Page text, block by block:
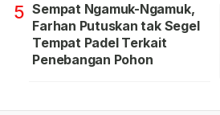
5 Sempat Ngamuk-Ngamuk,
Farhan Putuskan tak Segel
Tempat Padel Terkait
Penebangan Pohon